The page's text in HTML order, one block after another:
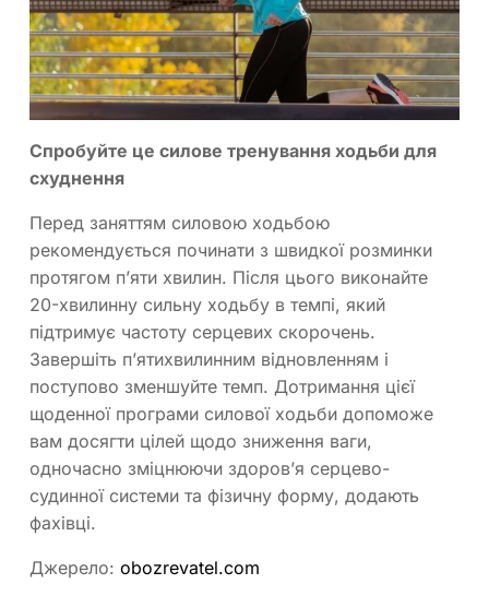
Спробуйте це силове тренування ходьби для
схуднення
Перед заняттям силовою ходьбою
рекомендується починати з швидкої розминки
протягом п’яти хвилин. Після цього виконайте
20-хвилинну сильну ходьбу в темпі, який
підтримує частоту серцевих скорочень.
Завершіть п’ятихвилинним відновленням і
поступово зменшуйте темп. Дотримання цієї
щоденної програми силової ходьби допоможе
вам досягти цілей щодо зниження ваги,
одночасно зміцнюючи здоров’я серцево-
судинної системи та фізичну форму, додають
фахівці.
Джерело: obozrevatel.com